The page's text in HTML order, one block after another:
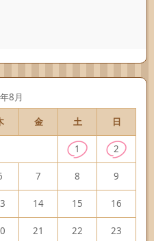
8月
金 土 日
1 2
7 8 9
14 15 16
21 22 23